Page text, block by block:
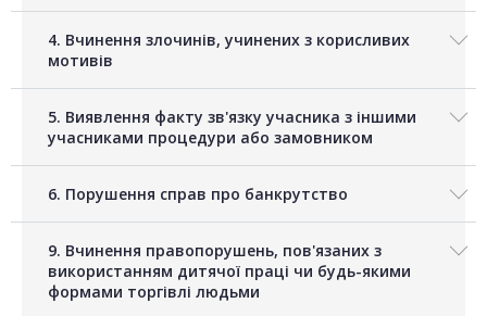
4. Вчинення злочинів, учинених з корисливих
мотивів
5. Виявлення факту зв'язку учасника з іншими
учасниками процедури або замовником
6. Порушення справ про банкрутство
9. Вчинення правопорушень, пов'язаних з
використанням дитячої праці чи будь-якими
формами торгівлі людьми